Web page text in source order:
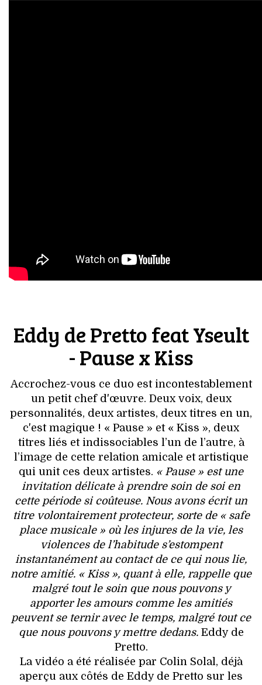
Eddy de Pretto feat Yseult
- Pause x Kiss
Accrochez-vous ce duo est incontestablement
un petit chef d'œuvre. Deux voix, deux
personnalités, deux artistes, deux titres en un,
c'est magique ! « Pause » et « Kiss », deux
titres liés et indissociables l’un de l’autre, à
l’image de cette relation amicale et artistique
qui unit ces deux artistes. « Pause » est une
invitation délicate à prendre soin de soi en
cette période si coûteuse. Nous avons écrit un
titre volontairement protecteur, sorte de « safe
place musicale » où les injures de la vie, les
violences de l’habitude s’estompent
instantanément au contact de ce qui nous lie,
notre amitié. « Kiss », quant à elle, rappelle que
malgré tout le soin que nous pouvons y
apporter les amours comme les amitiés
peuvent se ternir avec le temps, malgré tout ce
que nous pouvons y mettre dedans.Eddy de
Pretto.
La vidéo a été réalisée par Colin Solal, déjà
aperçu aux côtés de Eddy de Pretto sur les